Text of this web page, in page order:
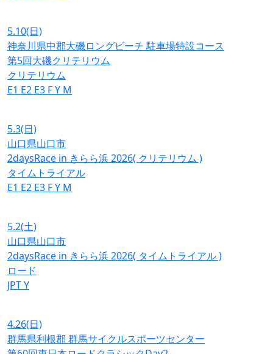
5.10(日)
神奈川県中郡大磯ロングビーチ 駐車場特設コース
第5回大磯クリテリウム
クリテリウム
E1 E2 E3 FY M
5.3(日)
山口県山口市
2daysRace in きらら浜 2026( クリテリウム )
タイムトライアル
E1 E2 E3 FY M
5.2(土)
山口県山口市
2daysRace in きらら浜 2026( タイムトライアル )
ロード
JPTY
4.26(日)
群馬県利根郡 群馬サイクルスポーツセンター